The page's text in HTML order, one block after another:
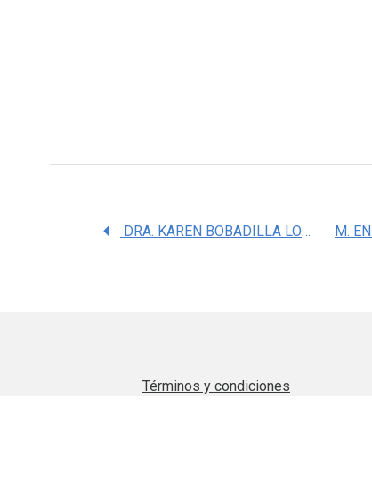
DRA. KAREN BOBADILLA LOZOYA
Términos y condiciones